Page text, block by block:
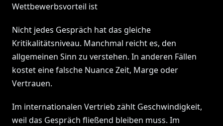
Wettbewerbsvorteil ist
Nicht jedes Gespräch hat das gleiche
Kritikalitätsniveau. Manchmal reicht es, den
allgemeinen Sinn zu verstehen. In anderen Fällen
kostet eine falsche Nuance Zeit, Marge oder
Vertrauen.
Im internationalen Vertrieb zählt Geschwindigkeit,
weil das Gespräch fließend bleiben muss. Im